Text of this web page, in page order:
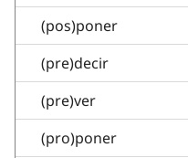
(pos)poner
(pre)decir
(pre)ver
(pro)poner